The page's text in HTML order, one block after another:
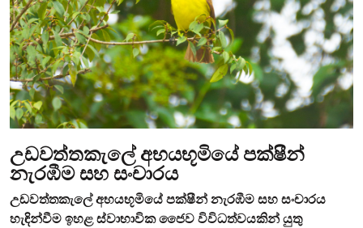
උඩවත්තකැලේ අභයභූමියේ පක්ෂීන්
නැරඹීම සහ සංචාරය
උඩවත්තකැලේ අභයභූමියේ පක්ෂීන් නැරඹීම සහ සංචාරය
හැඳින්වීම ඉහළ ස්වාභාවික ජෛව විවිධත්වයකින් යුතු